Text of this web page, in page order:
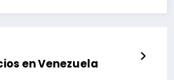
en Venezuela